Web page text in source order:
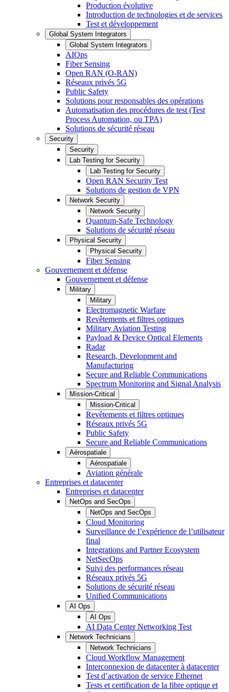
Production évolutive
Introduction de technologies et de services
Test et développement
Global System Integrators
Global System Integrators
AIOps
Fiber Sensing
Open RAN (O-RAN)
Réseaux privés 5G
Public Safety
Solutions pour responsables des opérations
Automatisation des procédures de test (Test
Process Automation, ou TPA)
Solutions de sécurité réseau
Security
Security
Lab Testing for Security
Lab Testing for Security
Open RAN Security Test
Solutions de gestion de VPN
Network Security
Network Security
Quantum-Safe Technology
Solutions de sécurité réseau
Physical Security
Physical Security
Fiber Sensing
Gouvernement et défense
Gouvernement et défense
Military
Military
Electromagnetic Warfare
Revêtements et filtres optiques
Military Aviation Testing
Payload & Device Optical Elements
Radar
Research, Development and
Manufacturing
Secure and Reliable Communications
Spectrum Monitoring and Signal Analysis
Mission-Critical
Mission-Critical
Revêtements et filtres optiques
Réseaux privés 5G
Public Safety
Secure and Reliable Communications
Aérospatiale
Aérospatiale
Aviation générale
Entreprises et datacenter
Entreprises et datacenter
NetOps and SecOps
NetOps and SecOps
Cloud Monitoring
Surveillance de l’expérience de l’utilisateur
final
Integrations and Partner Ecosystem
NetSecOps
Suivi des performances réseau
Réseaux privés 5G
Solutions de sécurité réseau
Unified Communications
AI Ops
AI Ops
AI Data Center Networking Test
Network Technicians
Network Technicians
Cloud Workflow Management
Interconnexion de datacenter à datacenter
Test d’activation de service Ethernet
Tests et certification de la fibre optique et